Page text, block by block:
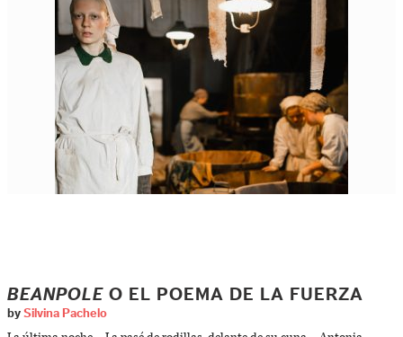
BEANPOLE O EL POEMA DE LA FUERZA
by Silvina Pachelo